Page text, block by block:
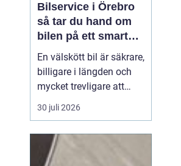
Bilservice i Örebro
så tar du hand om
bilen på ett smart
sätt
En välskött bil är säkrare,
billigare i längden och
mycket trevligare att
köra. Trots det väntar
många bilägare i Örebro
och reparationer. I den
här artikeln får du en
30 juli 2026